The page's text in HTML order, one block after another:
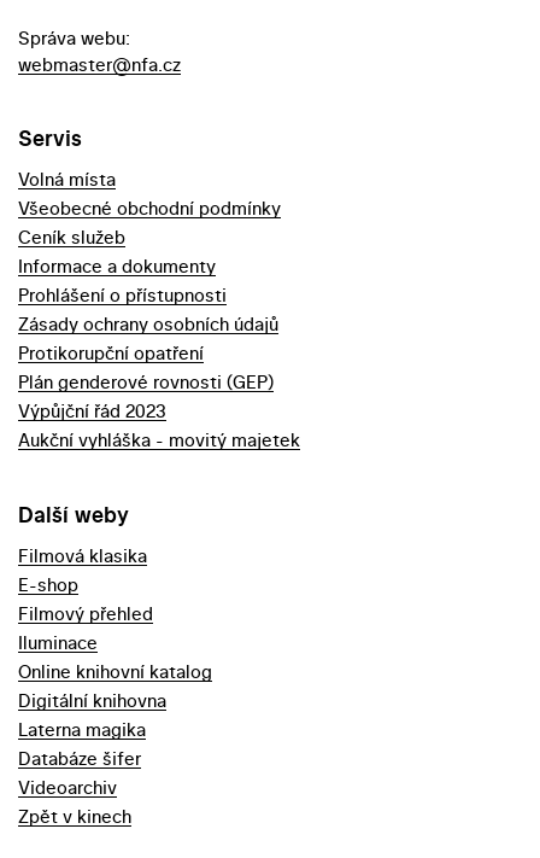
Správa webu:
webmaster@nfa.cz
Servis
Volná místa
Všeobecné obchodní podmínky
Ceník služeb
Informace a dokumenty
Prohlášení o přístupnosti
Zásady ochrany osobních údajů
Protikorupční opatření
Plán genderové rovnosti (GEP)
Výpůjční řád 2023
Aukční vyhláška - movitý majetek
Další weby
Filmová klasika
E-shop
Filmový přehled
Iluminace
Online knihovní katalog
Digitální knihovna
Laterna magika
Databáze šifer
Videoarchiv
Zpět v kinech